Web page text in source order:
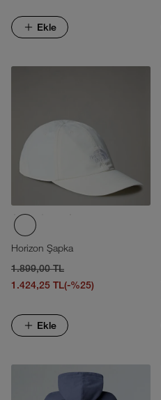
Ekle
Horizon Şapka
1.899,00 TL
1.424,25 TL(-%25)
Ekle